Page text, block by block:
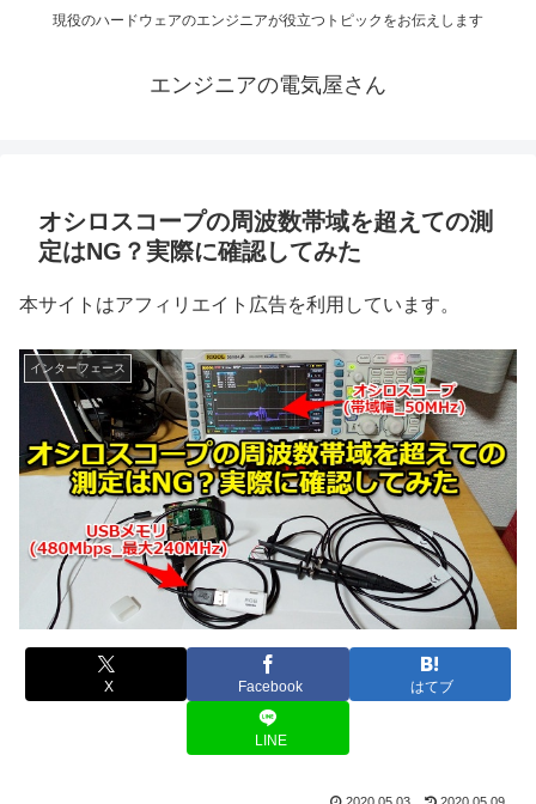
現役のハードウェアのエンジニアが役立つトピックをお伝えします
エンジニアの電気屋さん
オシロスコープの周波数帯域を超えての測
定はNG？実際に確認してみた
本サイトはアフィリエイト広告を利用しています。
インターフェース
X Facebook はてブ
LINE
2020.05.03 2020.05.09